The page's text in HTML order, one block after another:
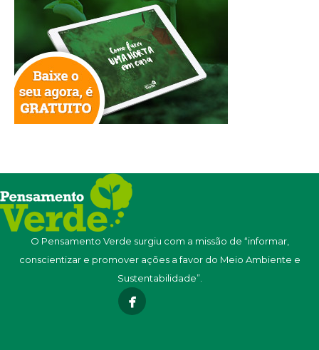
O Pensamento Verde surgiu com a missão de “informar,
conscientizar e promover ações a favor do Meio Ambiente e
Sustentabilidade”.